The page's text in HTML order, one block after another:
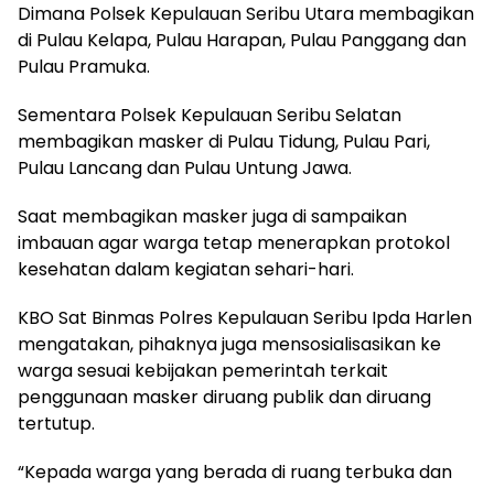
Dimana Polsek Kepulauan Seribu Utara membagikan
di Pulau Kelapa, Pulau Harapan, Pulau Panggang dan
Pulau Pramuka.
Sementara Polsek Kepulauan Seribu Selatan
membagikan masker di Pulau Tidung, Pulau Pari,
Pulau Lancang dan Pulau Untung Jawa.
Saat membagikan masker juga di sampaikan
imbauan agar warga tetap menerapkan protokol
kesehatan dalam kegiatan sehari-hari.
KBO Sat Binmas Polres Kepulauan Seribu Ipda Harlen
mengatakan, pihaknya juga mensosialisasikan ke
warga sesuai kebijakan pemerintah terkait
penggunaan masker diruang publik dan diruang
tertutup.
“Kepada warga yang berada di ruang terbuka dan